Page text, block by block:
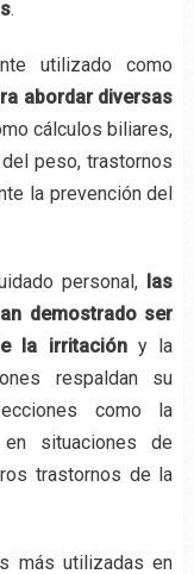
.
utilizado como
abordar diversas
cálculos biliares,
peso, trastornos
la prevención del
personal, las
demostrado ser
la irritacióny la
respaldan su
como la
situaciones de
trastornos de la
más utilizadas en